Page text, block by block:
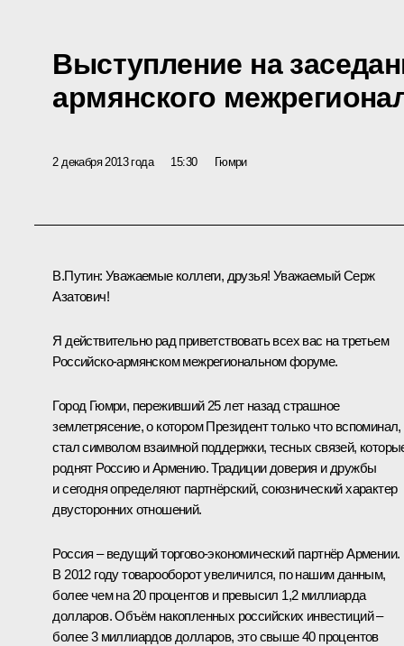
Выступление на
армянского
2 декабря 2013 года 15:30 Гюмри
В.Путин: Уважаемые коллеги, друзья! Уважаемый Серж
Азатович!
Я действительно рад приветствовать всех вас на третьем
Российско-армянском межрегиональном форуме.
Город Гюмри, переживший 25 лет назад страшное
землетрясение, о котором Президент только что вспоминал,
стал символом взаимной поддержки, тесных связей,
роднят Россию и Армению. Традиции доверия и дружбы
и сегодня определяют партнёрский, союзнический характер
двусторонних отношений.
Россия – ведущий торгово-экономический партнёр Армении.
В 2012 году товарооборот увеличился, по нашим данным,
более чем на 20 процентов и превысил 1,2 миллиарда
долларов. Объём накопленных российских инвестиций –
более 3 миллиардов долларов, это свыше 40 процентов